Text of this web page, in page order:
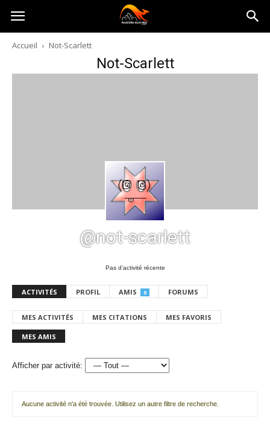
Australia-
australie.com
Accueil Not-Scarlett
Not-Scarlett
@not-scarlett
Pas d’activité récente
ACTIVITÉS PROFIL AMIS 0 FORUMS
MES ACTIVITÉS MES CITATIONS MES FAVORIS
MES AMIS
Afficher par activité:
Aucune activité n'a été trouvée. Utilisez un autre filtre de recherche.